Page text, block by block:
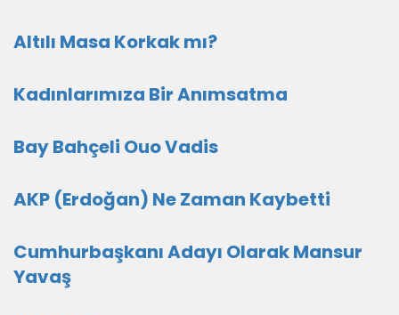
Altılı Masa Korkak mı?
Kadınlarımıza Bir Anımsatma
Bay Bahçeli Ouo Vadis
AKP (Erdoğan) Ne Zaman Kaybetti
Cumhurbaşkanı Adayı Olarak Mansur
Yavaş